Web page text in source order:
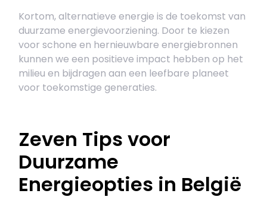
Kortom, alternatieve energie is de toekomst van
duurzame energievoorziening. Door te kiezen
voor schone en hernieuwbare energiebronnen
kunnen we een positieve impact hebben op het
milieu en bijdragen aan een leefbare planeet
voor toekomstige generaties.
Zeven Tips voor
Duurzame
Energieopties in België